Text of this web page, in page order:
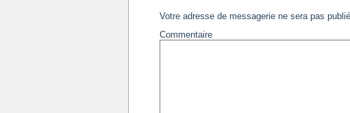
Votre adresse de messagerie ne sera pas
Commentaire